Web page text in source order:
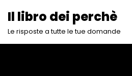
Vai
Il libro dei perchè
Le risposte a tutte le tue domande